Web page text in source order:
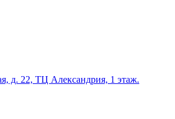
д. 22, ТЦ Александрия, 1 этаж.